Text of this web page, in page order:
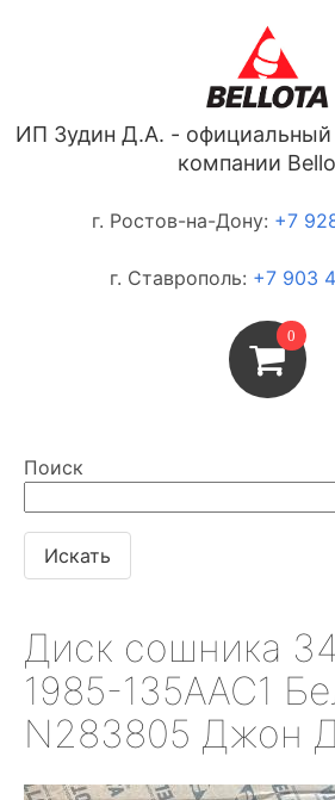
ИП Зудин Д.А. - официальный
компании
г. Ростов-на-Дону: +7
г. Ставрополь: +7 903
0
Поиск
Диск сошника
1985-135AAC1
N283805 Джон